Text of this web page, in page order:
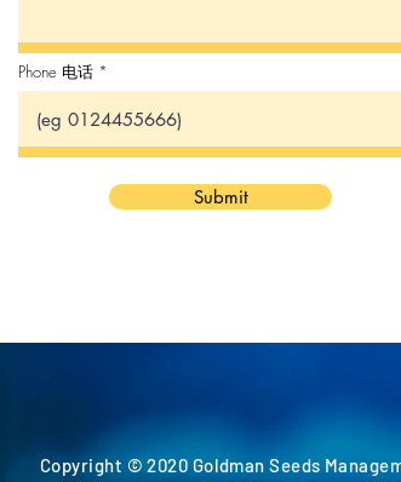
Phone 电话
Submit
Copyright © 2020 Goldman Seeds